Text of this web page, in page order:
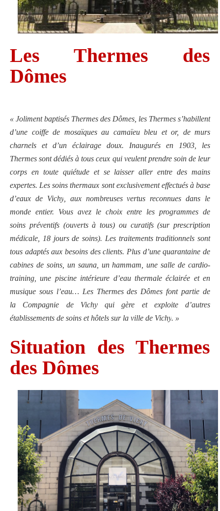
Les Thermes des
Dômes
« Joliment baptisés Thermes des Dômes , les Thermes s’habillent
d’une coiffe de mosaïques au camaïeu bleu et or, de murs
charnels et d’un éclairage doux. Inaugurés en 1903, les
Thermes sont dédiés à tous ceux qui veulent prendre soin de leur
corps en toute quiétude et se laisser aller entre des mains
expertes. Les soins thermaux sont exclusivement effectués à base
d’eaux de Vichy, aux nombreuses vertus reconnues dans le
monde entier. Vous avez le choix entre les programmes de
soins préventifs (ouverts à tous) ou curatifs (sur prescription
médicale, 18 jours de soins). Les traitements traditionnels sont
tous adaptés aux besoins des clients. Plus d’une quarantaine de
cabines de soins, un sauna, un hammam, une salle de cardio-
training, une piscine intérieure d’eau thermaleéclairée et en
musique sous l’eau… Les Thermes des Dômes font partie de
la Compagnie de Vichyqui gère et exploite d’autres
établissements de soins et hôtels sur la ville de Vichy. »
Situation des Thermes
des Dômes